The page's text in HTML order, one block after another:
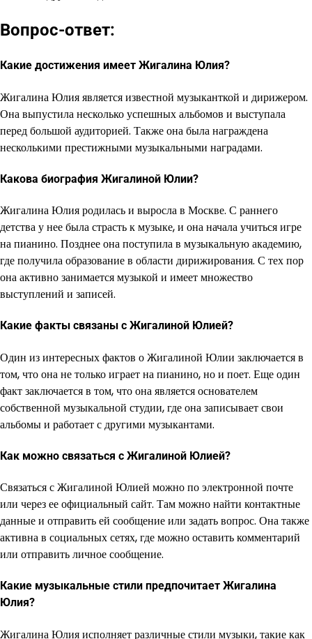
Вопрос-ответ:
Какие достижения имеет Жигалина Юлия?
Жигалина Юлия является известной музыканткой и дирижером.
Она выпустила несколько успешных альбомов и выступала
перед большой аудиторией. Также она была награждена
несколькими престижными музыкальными наградами.
Какова биография Жигалиной Юлии?
Жигалина Юлия родилась и выросла в Москве. С раннего
детства у нее была страсть к музыке, и она начала учиться игре
на пианино. Позднее она поступила в музыкальную академию,
где получила образование в области дирижирования. С тех пор
она активно занимается музыкой и имеет множество
выступлений и записей.
Какие факты связаны с Жигалиной Юлией?
Один из интересных фактов о Жигалиной Юлии заключается в
том, что она не только играет на пианино, но и поет. Еще один
факт заключается в том, что она является основателем
собственной музыкальной студии, где она записывает свои
альбомы и работает с другими музыкантами.
Как можно связаться с Жигалиной Юлией?
Связаться с Жигалиной Юлией можно по электронной почте
или через ее официальный сайт. Там можно найти контактные
данные и отправить ей сообщение или задать вопрос. Она также
активна в социальных сетях, где можно оставить комментарий
или отправить личное сообщение.
Какие музыкальные стили предпочитает Жигалина
Юлия?
Жигалина Юлия исполняет различные стили музыки, такие как